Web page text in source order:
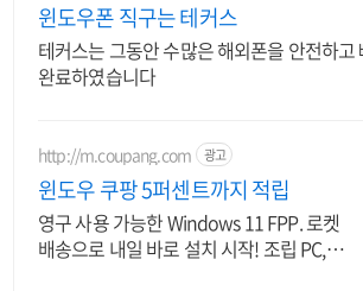
윈도우폰 직구는 테커스
테커스는 그동안 수많은 해외폰을 안전하고
완료하였습니다
http://m.coupang.com 광고
윈도우 쿠팡 5퍼센트까지 적립
영구 사용 가능한 Windows 11 FPP. 로켓
배송으로 내일 바로 설치 시작! 조립 PC,